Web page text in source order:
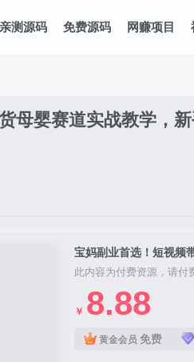
亲测源码 免费源码 网赚项目
母婴赛道实战教学，
此内容为付费资源，请付
￥ 8.88
黄金会员 免费